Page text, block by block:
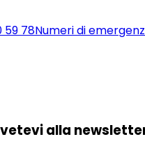
59 78Numeri di
alla